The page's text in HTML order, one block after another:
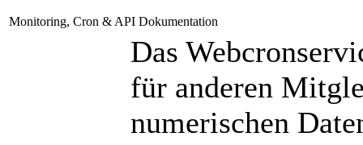
Monitoring, Cron & API Dokumentation
Das
für anderen
numerischen